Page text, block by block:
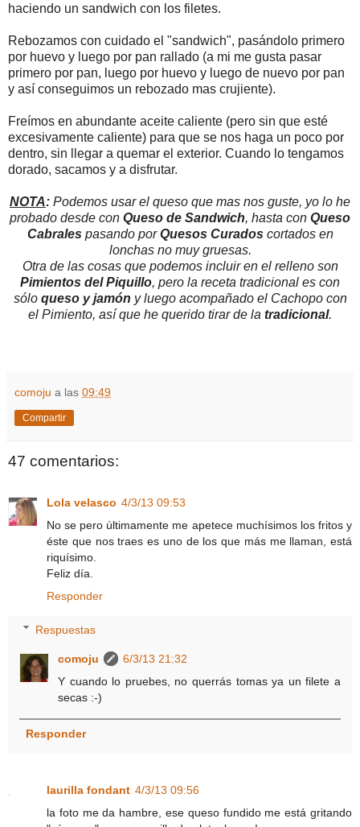
haciendo un sandwich con los filetes.
Rebozamos con cuidado el "sandwich", pasándolo primero
por huevo y luego por pan rallado (a mi me gusta pasar
primero por pan, luego por huevo y luego de nuevo por pan
y así conseguimos un rebozado mas crujiente).
Freímos en abundante aceite caliente (pero sin que esté
excesivamente caliente) para que se nos haga un poco por
dentro, sin llegar a quemar el exterior. Cuando lo tengamos
dorado, sacamos y a disfrutar.
NOTA: Podemos usar el queso que mas nos guste, yo lo he
probado desde con Queso de Sandwich, hasta con Queso
Cabralespasando porQuesos Curadoscortados en
lonchas no muy gruesas.
Otra de las cosas que podemos incluir en el relleno son
Pimientos del Piquillo, pero la receta tradicional es con
sólo queso y jamón y luego acompañado el Cachopo con
el Pimiento, así que he querido tirar de la tradicional.
comoju a las 09:49
Compartir
47 comentarios:
Lola velasco 4/3/13 09:53
No se pero últimamente me apetece muchísimos los fritos y
éste que nos traes es uno de los que más me llaman, está
riquísimo.
Feliz día.
Responder
Respuestas
comoju
6/3/13 21:32
Y cuando lo pruebes, no querrás tomas ya un filete a
secas :-)
Responder
laurilla fondant 4/3/13 09:56
la foto me da hambre, ese queso fundido me está gritando